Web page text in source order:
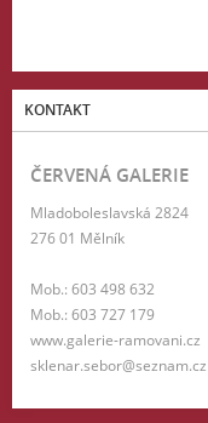
KONTAKT
ČERVENÁ GALERIE
Mladoboleslavská 2824
276 01 Mělník
Mob.: 603 498 632
Mob.: 603 727 179
www.galerie-ramovani.cz
sklenar.sebor@seznam.cz